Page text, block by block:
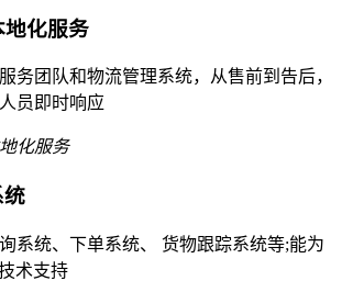
地化服务
务团队和物流管理系统，从售前到告后，
员即时响应
统
系统、下单系统、 货物跟踪系统等;能为
术支持